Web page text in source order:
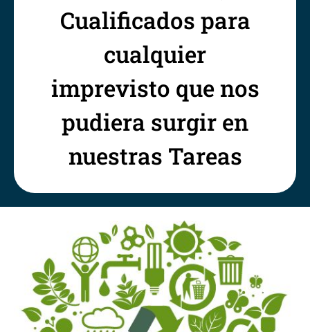
Cualificados para
cualquier
imprevisto que nos
pudiera surgir en
nuestras Tareas